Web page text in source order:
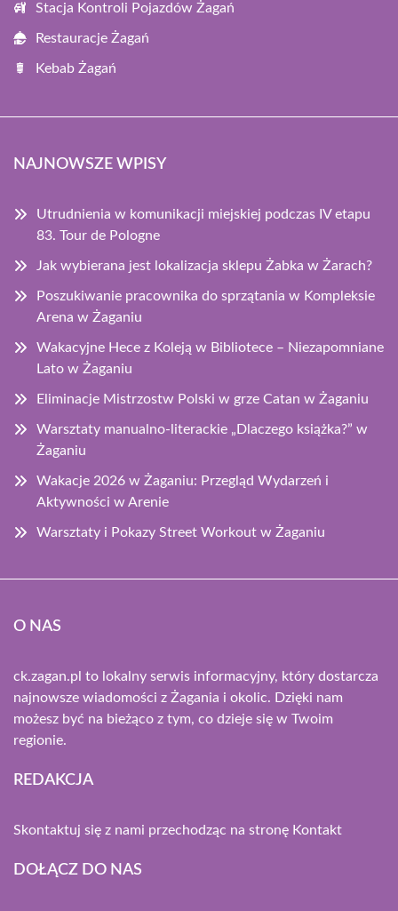
Stacja Kontroli Pojazdów Żagań
Restauracje Żagań
Kebab Żagań
NAJNOWSZE WPISY
Utrudnienia w komunikacji miejskiej podczas IV etapu
83. Tour de Pologne
Jak wybierana jest lokalizacja sklepu Żabka w Żarach?
Poszukiwanie pracownika do sprzątania w Kompleksie
Arena w Żaganiu
Wakacyjne Hece z Koleją w Bibliotece – Niezapomniane
Lato w Żaganiu
Eliminacje Mistrzostw Polski w grze Catan w Żaganiu
Warsztaty manualno-literackie „Dlaczego książka?” w
Żaganiu
Wakacje 2026 w Żaganiu: Przegląd Wydarzeń i
Aktywności w Arenie
Warsztaty i Pokazy Street Workout w Żaganiu
O NAS
ck.zagan.pl to lokalny serwis informacyjny, który dostarcza
najnowsze wiadomości z Żagania i okolic. Dzięki nam
możesz być na bieżąco z tym, co dzieje się w Twoim
regionie.
REDAKCJA
Skontaktuj się z nami przechodząc na stronę Kontakt
DOŁĄCZ DO NAS